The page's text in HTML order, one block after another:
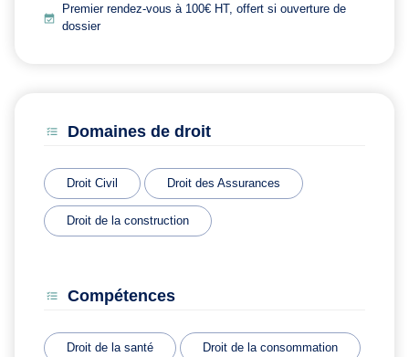
Premier rendez-vous à 100€ HT, offert si ouverture de
dossier
Domaines de droit
Droit Civil Droit des Assurances
Droit de la construction
Compétences
Droit de la santé Droit de la consommation